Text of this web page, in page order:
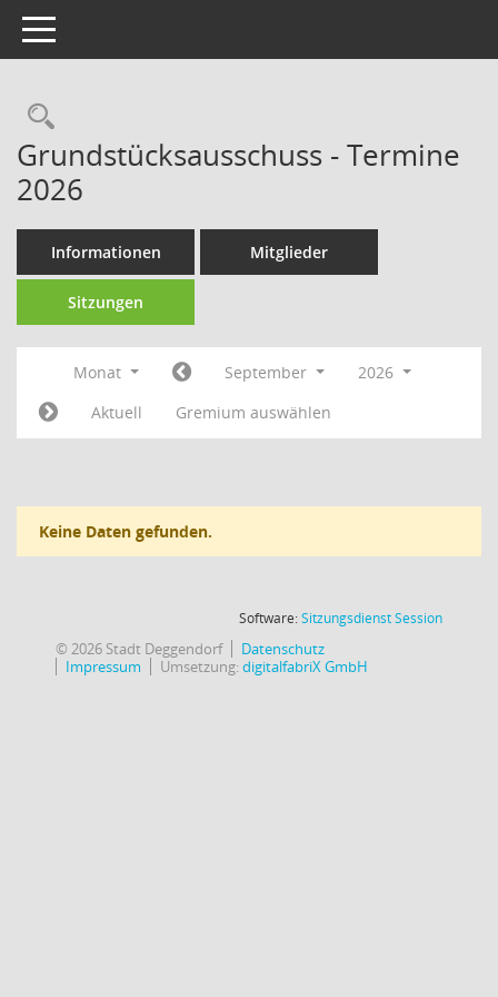
Toggle navigation
Rechercheauswahl
Grundstücksausschuss - Termine
2026
Informationen Mitglieder
Sitzungen
Monat September
2026
Aktuell
Gremium auswählen
Keine Daten gefunden.
Software:SitzungsdienstSession(Wird in
© 2026 Stadt Deggendorf
Datenschutz
Impressum
Umsetzung:digitalfabriX GmbH